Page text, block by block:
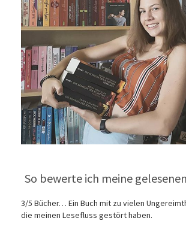
So bewerte ich meine
3/5 Bücher… Ein Buch mit zu vielen
die meinen Lesefluss gestört haben.